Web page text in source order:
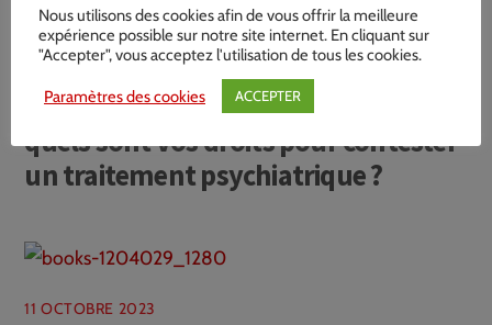
19 AOÛT 2024
Parents d’un enfant hyperactif :
quels sont vos droits pour contester
un traitement psychiatrique ?
11 OCTOBRE 2023
Nous utilisons des cookies afin de vous offrir la meilleure
expérience possible sur notre site internet. En cliquant sur
"Accepter", vous acceptez l'utilisation de tous les cookies.
Paramètres des cookies ACCEPTER